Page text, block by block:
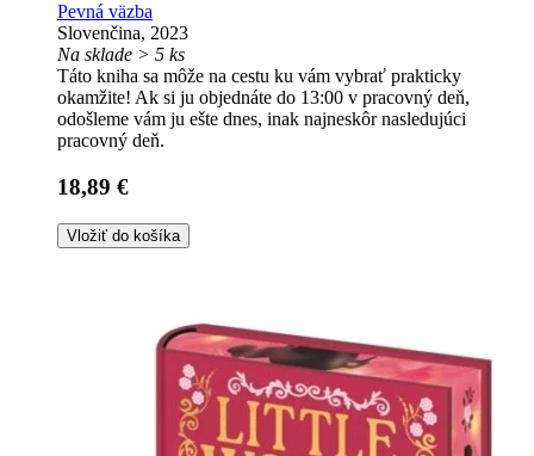
Pevná väzba
Slovenčina, 2023
Na sklade > 5 ks
Táto kniha sa môže na cestu ku vám vybrať prakticky
okamžite! Ak si ju objednáte do 13:00 v pracovný deň,
odošleme vám ju ešte dnes, inak najneskôr nasledujúci
pracovný deň.
18,89 €
Vložiť do košíka